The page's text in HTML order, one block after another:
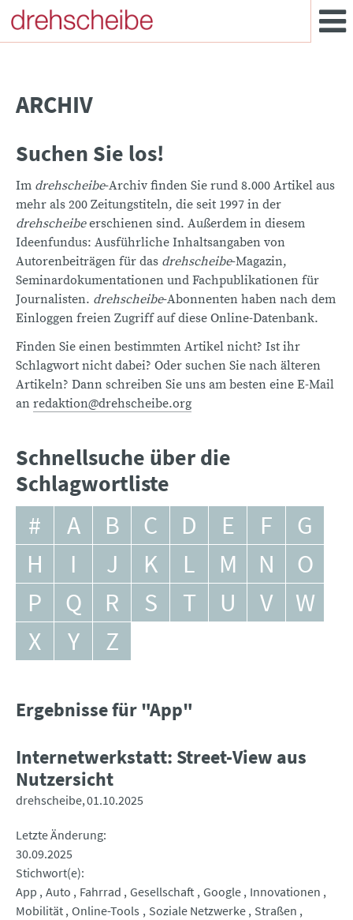
ARCHIV
Suchen Sie los!
Im drehscheibe-Archiv finden Sie rund 8.000 Artikel aus
mehr als 200 Zeitungstiteln, die seit 1997 in der
drehscheibeerschienen sind. Außerdem in diesem
Ideenfundus: Ausführliche Inhaltsangaben von
Autorenbeiträgen für das drehscheibe-Magazin,
Seminardokumentationen und Fachpublikationen für
Journalisten. drehscheibe-Abonnenten haben nach dem
Einloggen freien Zugriff auf diese Online-Datenbank.
Finden Sie einen bestimmten Artikel nicht? Ist ihr
Schlagwort nicht dabei? Oder suchen Sie nach älteren
Artikeln? Dann schreiben Sie uns am besten eine E-Mail
an redaktion@drehscheibe.org
Schnellsuche über die
Schlagwortliste
# A B C D E F
G
H
I J K L M N
O
P
Q R S T U V
W
X
Y Z
Ergebnisse für "App"
Internetwerkstatt: Street-View aus
Nutzersicht
drehscheibe 01.10.2025
Letzte Änderung
30.09.2025
Stichwort(e)
App Auto Fahrrad Gesellschaft Google Innovationen
Mobilität Online-Tools Soziale Netzwerke Straßen